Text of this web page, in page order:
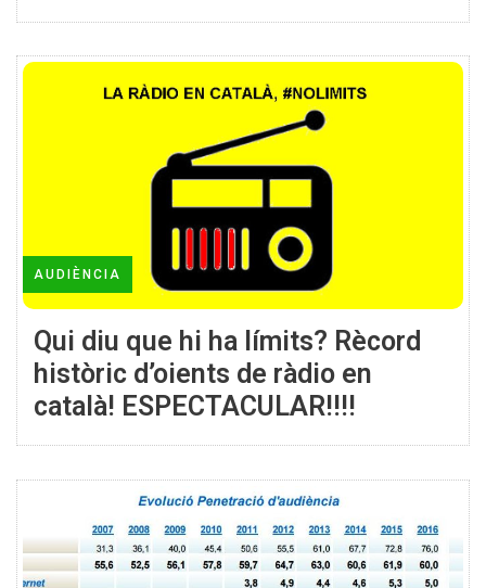
AUDIÈNCIA
Qui diu que hi ha límits? Rècord
històric d’oients de ràdio en
català! ESPECTACULAR!!!!